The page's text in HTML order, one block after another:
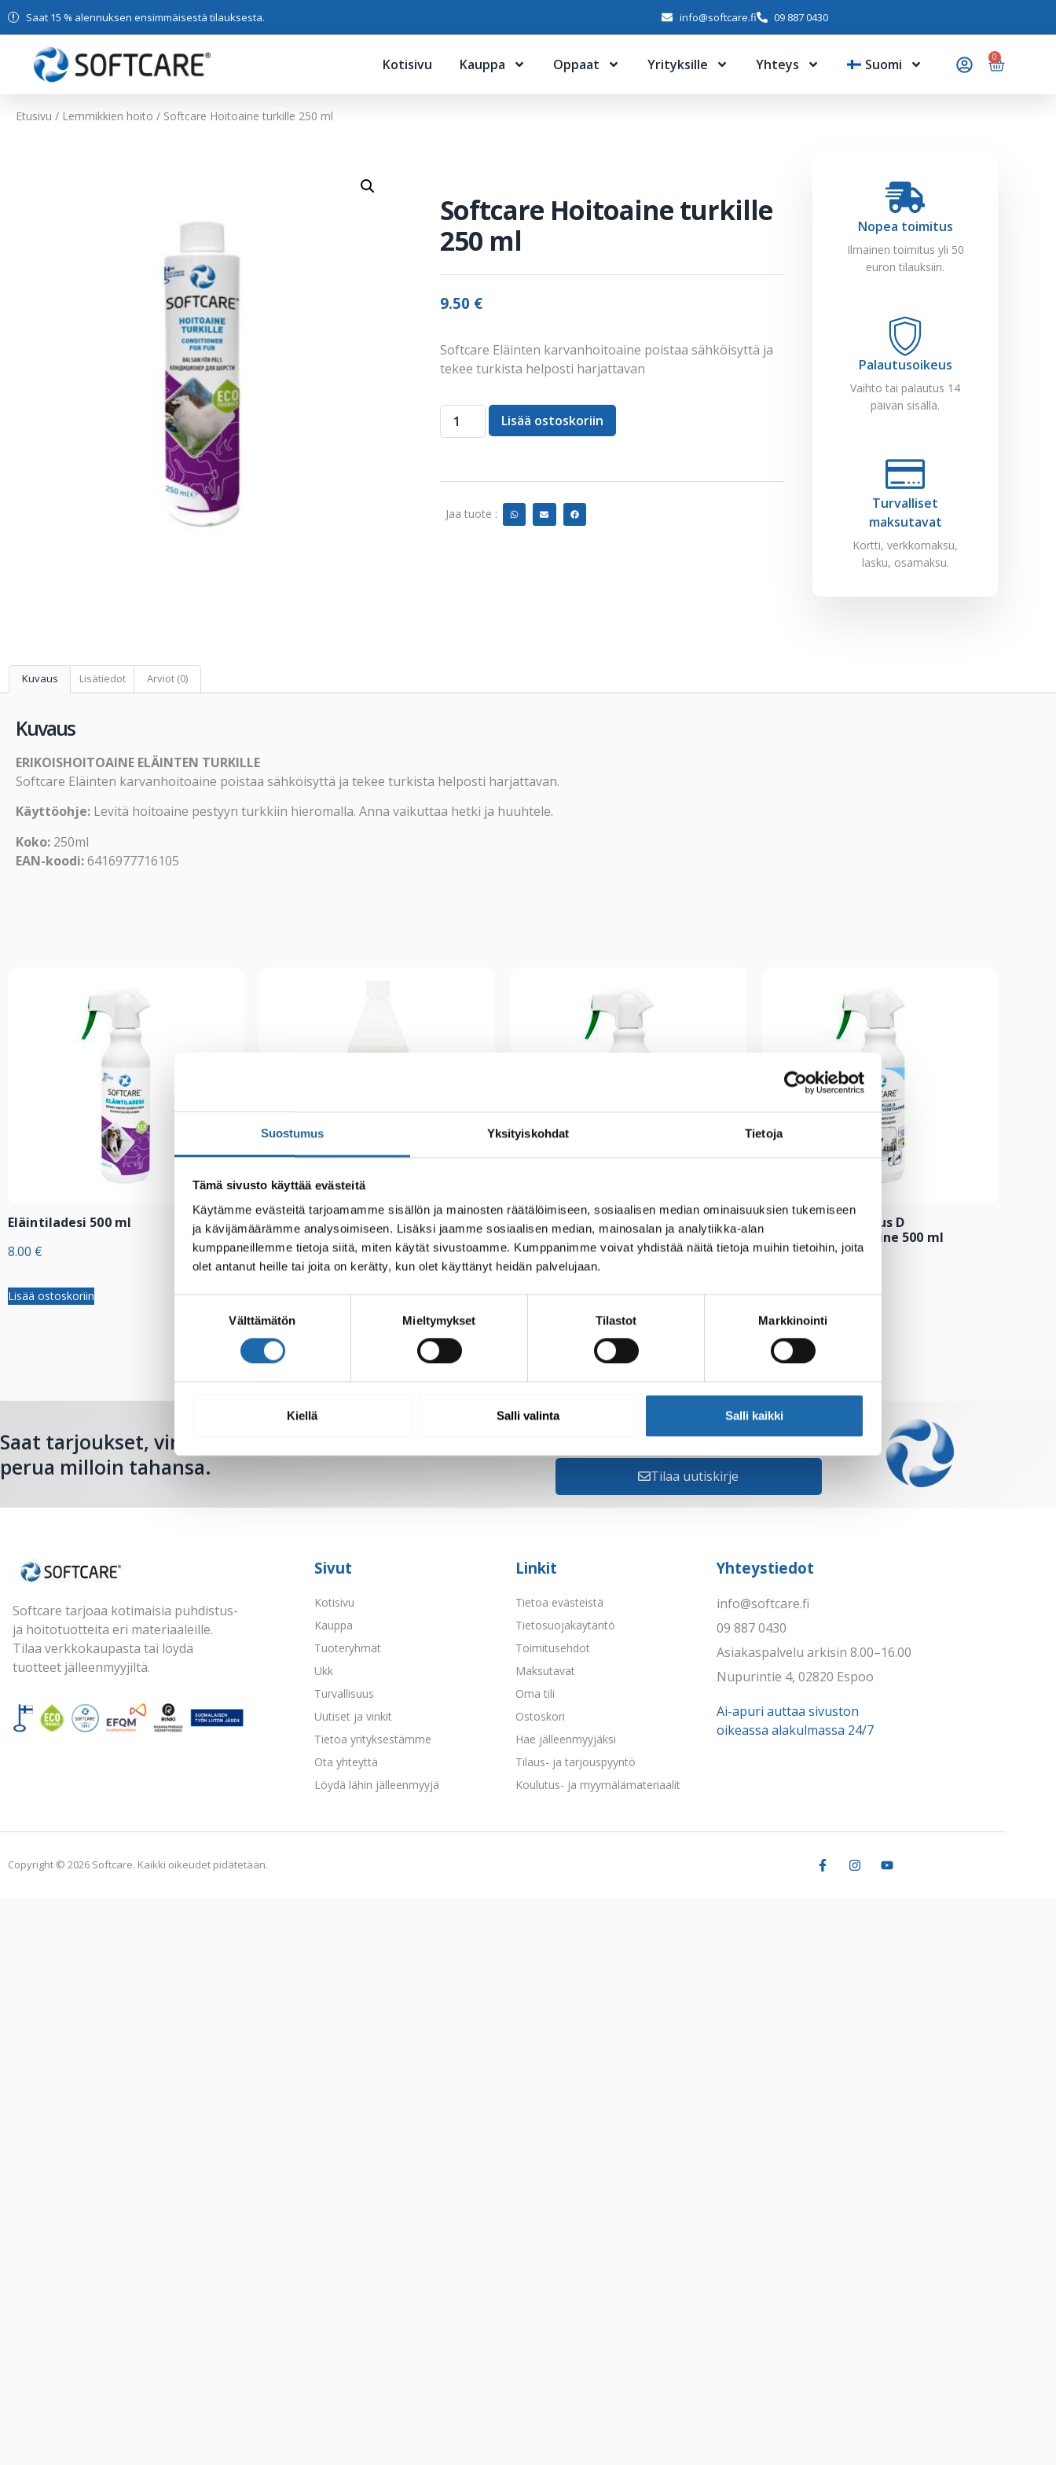
Suostumus Yksityiskohdat Tietoja
Tämä sivusto käyttää evästeitä
Käytämme evästeitä tarjoamamme sisällön ja mainosten räätälöimiseen, sosiaalisen median ominaisuuksien tukemiseen
ja kävijämäärämme analysoimiseen. Lisäksi jaamme sosiaalisen median, mainosalan ja analytiikka-alan
kumppaneillemme tietoja siitä, miten käytät sivustoamme. Kumppanimme voivat yhdistää näitä tietoja muihin tietoihin, joita
olet antanut heille tai joita on kerätty, kun olet käyttänyt heidän palvelujaan.
Välttämätön Mieltymykset Tilastot Markkinointi
Kiellä Salli valinta Salli kaikki
Saat 15 % alennuksen ensimmäisestä tilauksesta. info@softcare.fi 09 887 0430
Kotisivu Kauppa Oppaat Yrityksille Yhteys Suomi 0
Etusivu / Lemmikkien hoito / Softcare Hoitoaine turkille 250 ml
Softcare Hoitoaine turkille
250 ml
9.50 €
Softcare Eläinten karvanhoitoaine poistaa sähköisyttä ja
tekee turkista helposti harjattavan
Lisää ostoskoriin
Jaa tuote :
Nopea toimitus
Ilmainen toimitus yli 50
euron tilauksiin.
Palautusoikeus
Vaihto tai palautus 14
päivän sisällä.
Turvalliset
maksutavat
Kortti, verkkomaksu,
lasku, osamaksu.
Kuvaus Lisätiedot Arviot (0)
Kuvaus
ERIKOISHOITOAINE ELÄINTEN TURKILLE
Softcare Eläinten karvanhoitoaine poistaa sähköisyttä ja tekee turkista helposti harjattavan.
Käyttöohje: Levitä hoitoaine pestyyn turkkiin hieromalla. Anna vaikuttaa hetki ja huuhtele.
Koko: 250ml
EAN-koodi:6416977716105
Eläintiladesi 500 ml
8.00 €
Lisää ostoskoriin
Softcare Palju, poreamme ja uima-
allasdesi 1000 ml
24.00€
Lisää ostoskoriin
Softcare Homeenestoaine 500 ml
8.00€
Lisää ostoskoriin
Softcare Teflex Plus D
Pintadesinfiointiaine 500 ml
Lisää ostoskoriin
Saat tarjoukset, vinkit ja uutuudet sähköpostiisi. Voit
perua milloin tahansa.
Tilaa uutiskirje
Softcare tarjoaa kotimaisia puhdistus-
ja hoitotuotteita eri materiaaleille.
Tilaa verkkokaupasta tai löydä
tuotteet jälleenmyyjiltä.
Sivut
Kotisivu
Kauppa
Tuoteryhmät
Ukk
Turvallisuus
Uutiset ja vinkit
Tietoa yrityksestämme
Ota yhteyttä
Löydä lähin jälleenmyyjä
Linkit
Tietoa evästeistä
Tietosuojakäytäntö
Toimitusehdot
Maksutavat
Oma tili
Ostoskori
Hae jälleenmyyjäksi
Tilaus- ja tarjouspyyntö
Koulutus- ja myymälämateriaalit
Yhteystiedot
info@softcare.fi
09 887 0430
Asiakaspalvelu arkisin 8.00–16.00
Nupurintie 4, 02820 Espoo
Ai-apuri auttaa sivuston
oikeassa alakulmassa 24/7
Copyright © 2026 Softcare. Kaikki oikeudet pidätetään.